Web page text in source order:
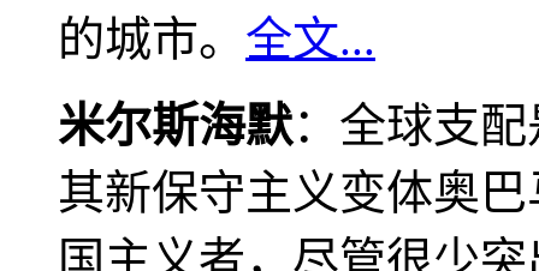
的城市。 全文...
米尔斯海默：全球支
其新保守主义变体奥
国主义者，尽管很少